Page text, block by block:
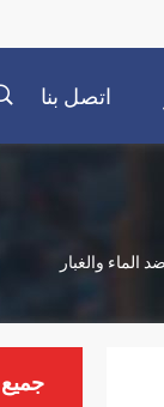
اتصل بنا
جميع